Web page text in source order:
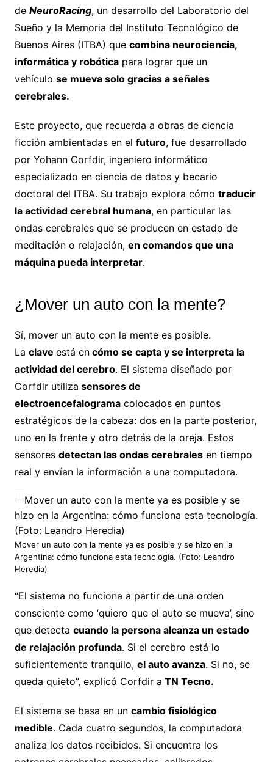
de NeuroRacing, un desarrollo del Laboratorio del
Sueño y la Memoria del Instituto Tecnológico de
Buenos Aires (ITBA) que combina neurociencia,
informática y robóticapara lograr que un
vehículo se mueva solo gracias a señales
cerebrales.
Este proyecto, que recuerda a obras de ciencia
ficción ambientadas en el futuro, fue desarrollado
por Yohann Corfdir, ingeniero informático
especializado en ciencia de datos y becario
doctoral del ITBA. Su trabajo explora cómo traducir
la actividad cerebral humana, en particular las
ondas cerebrales que se producen en estado de
meditación o relajación, en comandos que una
máquina pueda interpretar.
¿Mover un auto con la mente?
Sí, mover un auto con la mente es posible.
La clave está encómo se capta y se interpreta la
actividad del cerebro. El sistema diseñado por
Corfdir utiliza sensores de
electroencefalogramacolocados en puntos
estratégicos de la cabeza: dos en la parte posterior,
uno en la frente y otro detrás de la oreja. Estos
sensores detectan las ondas cerebralesen tiempo
real y envían la información a una computadora.
Mover un auto con la mente ya es posible y se hizo en la
Argentina: cómo funciona esta tecnología. (Foto: Leandro
Heredia)
“El sistema no funciona a partir de una orden
consciente como ‘quiero que el auto se mueva’, sino
que detecta cuando la persona alcanza un estado
de relajación profunda. Si el cerebro está lo
suficientemente tranquilo, el auto avanza. Si no, se
queda quieto”, explicó Corfdir a TN Tecno.
El sistema se basa en un cambio fisiológico
medible. Cada cuatro segundos, la computadora
analiza los datos recibidos. Si encuentra los